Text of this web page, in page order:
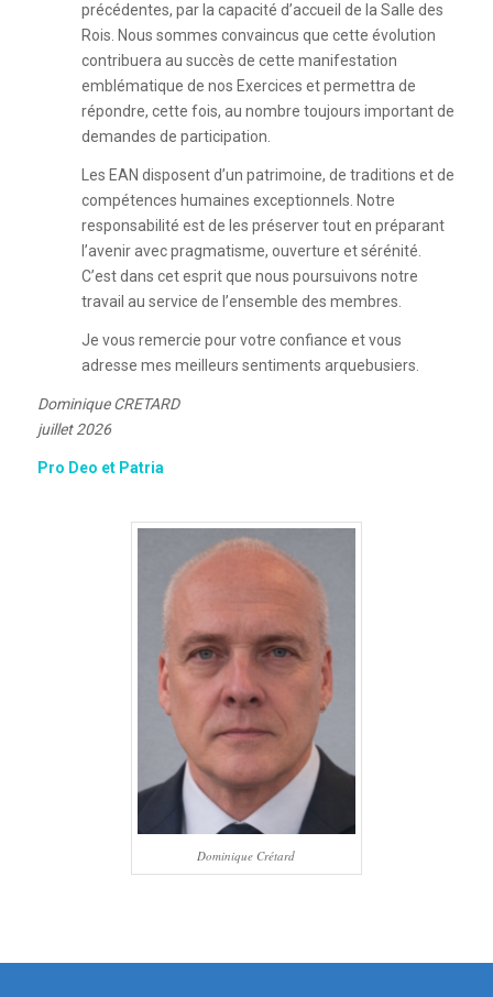
précédentes, par la capacité d’accueil de la Salle des
Rois. Nous sommes convaincus que cette évolution
contribuera au succès de cette manifestation
emblématique de nos Exercices et permettra de
répondre, cette fois, au nombre toujours important de
demandes de participation.
Les EAN disposent d’un patrimoine, de traditions et de
compétences humaines exceptionnels. Notre
responsabilité est de les préserver tout en préparant
l’avenir avec pragmatisme, ouverture et sérénité.
C’est dans cet esprit que nous poursuivons notre
travail au service de l’ensemble des membres.
Je vous remercie pour votre confiance et vous
adresse mes meilleurs sentiments arquebusiers.
Dominique CRETARD
juillet 2026
Pro Deo et Patria
Dominique Crétard